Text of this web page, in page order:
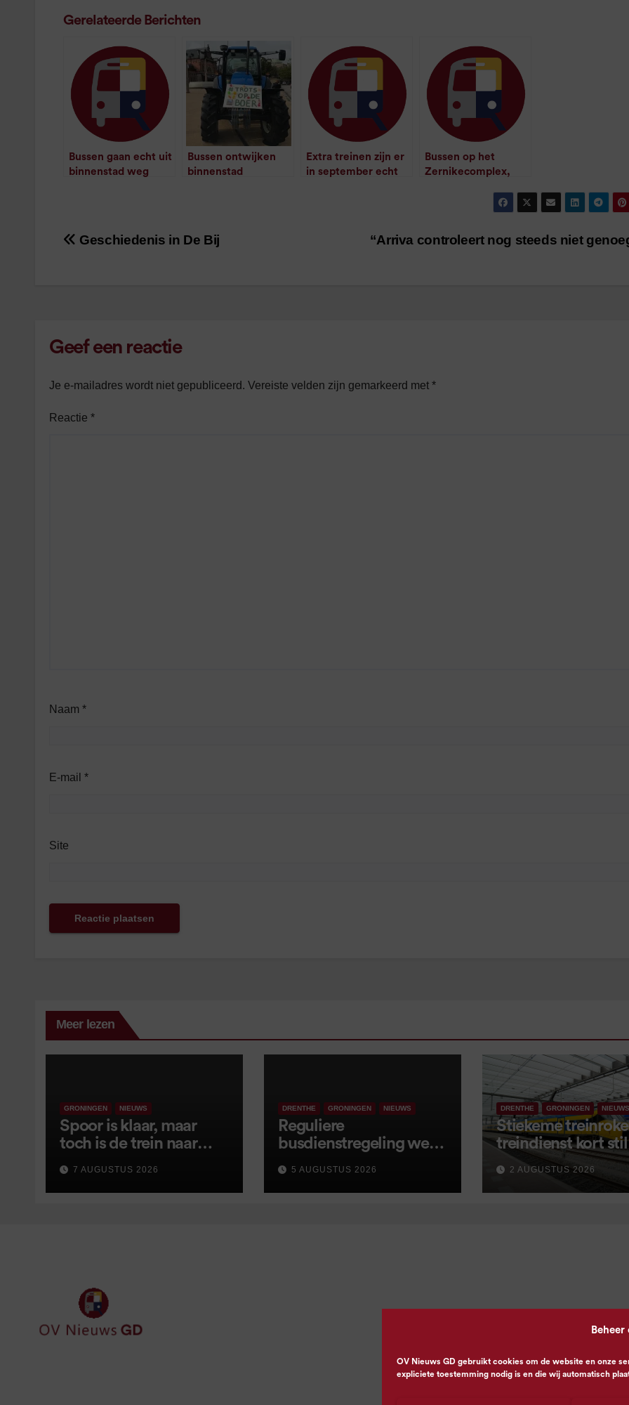
OV Nieuws GD gebruikt cookies om de website en onze
expliciete toestemming nodig is en die wij automatisch
Gerelateerde Berichten
Bussen gaan echt uit
binnenstad weg
Bussen ontwijken
binnenstad
Extra treinen zijn er
in september echt
Bussen op het
Zernikecomplex,
september 2007
minuut leestijd
Bericht
“Arriva controleert nog steeds niet
Geschiedenis in De Bij
Geef een reactie
Je e-mailadres wordt niet gepubliceerd. Vereiste velden zijn gemarkeerd met *
Reactie *
Naam *
E-mail *
Site
Meer lezen
GRONINGEN NIEUWS
Spoor is klaar, maar
toch is de trein naar
Leer opnieuw vertraagd
7 AUGUSTUS 2026
DRENTHE GRONINGEN NIEUWS
Reguliere
busdienstregeling weer
van start, met kleine
wijzigingen
5 AUGUSTUS 2026
DRENTHE GRONINGEN NIEUWS
Stiekeme
treindienst kort stil
2 AUGUSTUS 2026